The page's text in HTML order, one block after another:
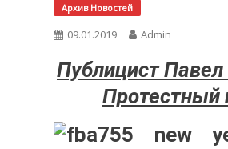
Архив Новостей
09.01.2019 Admin
Публицист Павел
Протестный